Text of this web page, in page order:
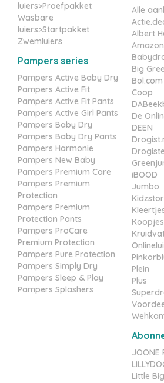
luiers>Proefpakket
Wasbare
luiers>Startpakket
Zwemluiers
Pampers series
Pampers Active Baby Dry
Pampers Active Fit
Pampers Active Fit Pants
Pampers Active Girl Pants
Pampers Baby Dry
Pampers Baby Dry Pants
Pampers Harmonie
Pampers New Baby
Pampers Premium Care
Pampers Premium
Protection
Pampers Premium
Protection Pants
Pampers ProCare
Premium Protection
Pampers Pure Protection
Pampers Simply Dry
Pampers Sleep & Play
Pampers Splashers
Alle
Albert
Big
Bol.com
Coop
De
DEEN
iBOOD
Jumbo
Plein
Plus
JOONE
Little